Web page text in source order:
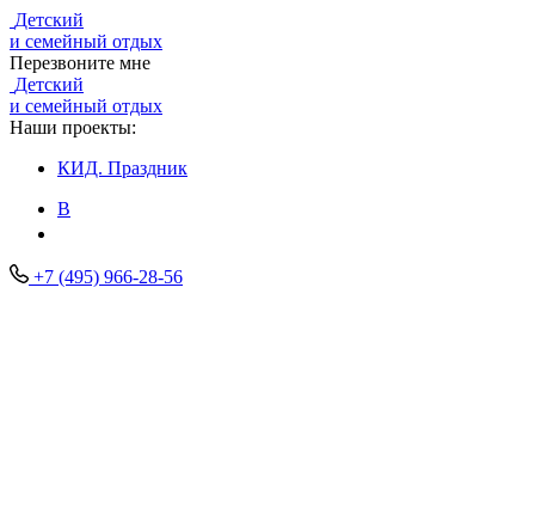
Детский
и семейный отдых
Перезвоните мне
Детский
и семейный отдых
Наши проекты:
КИД. Праздник
В
+7 (495) 966-28-56